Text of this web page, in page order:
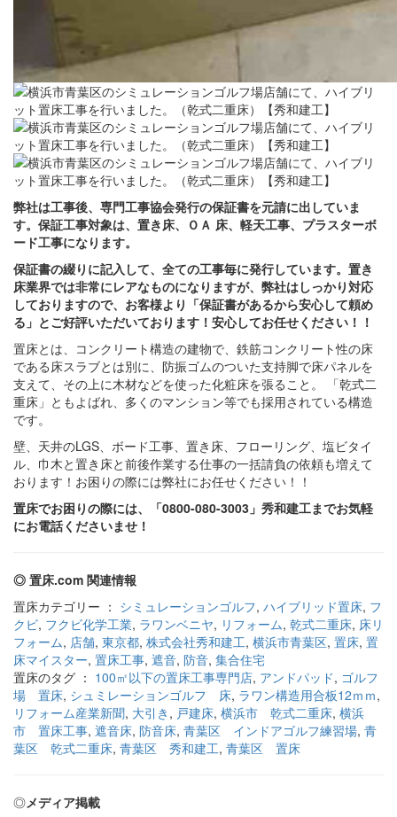
弊社は工事後、専門工事協会発行の保証書を元請に出していま
す。保証工事対象は、置き床、ＯＡ 床、軽天工事、プラスターボ
ード工事になります。
保証書の綴りに記入して、全ての工事毎に発行しています。置き
床業界では非常にレアなものになりますが、弊社はしっかり対応
しておりますので、お客様より「保証書があるから安心して頼め
る」とご好評いただいております！安心してお任せください！！
置床とは、コンクリート構造の建物で、鉄筋コンクリート性の床
である床スラブとは別に、防振ゴムのついた支持脚で床パネルを
支えて、その上に木材などを使った化粧床を張ること。 「乾式二
重床」ともよばれ、多くのマンション等でも採用されている構造
です。
壁、天井のLGS、ボード工事、置き床、フローリング、塩ビタイ
ル、巾木と置き床と前後作業する仕事の一括請負の依頼も増えて
おります！お困りの際には弊社にお任せください！！
置床でお困りの際には、「0800-080-3003」秀和建工までお気軽
にお電話くださいませ！
◎ 置床.com 関連情報
置床カテゴリー ： シミュレーションゴルフ, ハイブリッド置床, フ
クビ, フクビ化学工業, ラワンベニヤ, リフォーム, 乾式二重床, 床リ
フォーム, 店舗, 東京都, 株式会社秀和建工, 横浜市青葉区, 置床, 置
床マイスター, 置床工事, 遮音, 防音, 集合住宅
置床のタグ ： 100㎡以下の置床工事専門店, アンドパッド, ゴルフ
場 置床, シュミレーションゴルフ 床, ラワン構造用合板12ｍｍ,
リフォーム産業新聞, 大引き , 戸建床, 横浜市 乾式二重床, 横浜
市 置床工事, 遮音床, 防音床, 青葉区 インドアゴルフ練習場, 青
葉区 乾式二重床, 青葉区 秀和建工, 青葉区 置床
◎メディア掲載